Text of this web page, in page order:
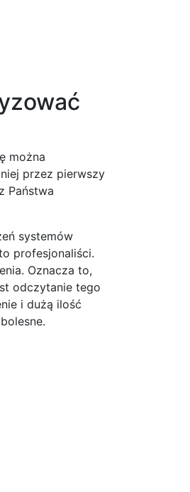
można
przez pierwszy
Państwa
systemów
profesjonaliści.
Oznacza to,
odczytanie tego
i dużą ilość